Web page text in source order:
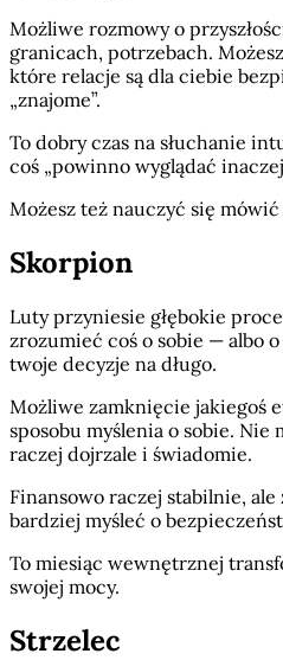
Możliwe rozmowy o
granicach, potrzebach.
które relacje są dla ciebie
„znajome”.
To dobry czas na słuchanie
coś „powinno wyglądać
Możesz też nauczyć się
Skorpion
Luty przyniesie głębokie
zrozumieć coś o sobie — albo
twoje decyzje na długo.
Możliwe zamknięcie jakiegoś
sposobu myślenia o sobie. Nie
raczej dojrzale i świadomie.
Finansowo raczej stabilnie,
bardziej myśleć o
To miesiąc wewnętrznej
swojej mocy.
Strzelec